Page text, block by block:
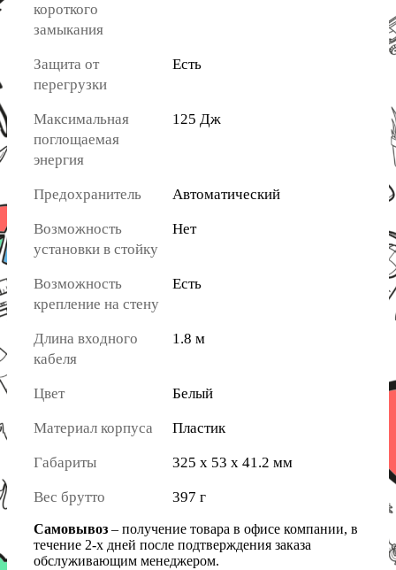
короткого
замыкания
Защита от
перегрузки
Есть
Максимальная
поглощаемая
энергия
125 Дж
Предохранитель Автоматический
Возможность
установки в стойку
Нет
Возможность
крепление на стену
Есть
Длина входного
кабеля
1.8 м
Цвет Белый
Материал корпуса Пластик
Габариты 325 x 53 x 41.2 мм
Вес брутто 397 г
Самовывоз – получение товара в офисе компании, в
течение 2-х дней после подтверждения заказа
обслуживающим менеджером.